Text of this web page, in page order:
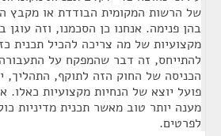
של הרשות המקומית הבודדת או מקבץ
בהן פנימה. אנחנו כן הסכמנו, וזה עוגן
מקצועיות של מה צריכה להכיל תכנית
להתייחס, זה דבר שהמפקח על
הכניסה של החוק הזה לתוקף, התהליך,
פועל יוצא של הנחיות מקצועיות כאלו.
מענה יותר טוב מאשר תכנית מדיניות
לפרטים.